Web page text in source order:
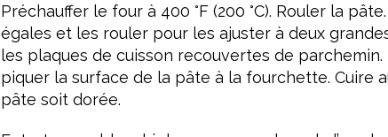
Préchauffer le four à 400 °F (200 °C). Rouler la
égales et les rouler pour les ajuster à deux
les plaques de cuisson recouvertes de parchemin.
piquer la surface de la pâte à la fourchette. Cuire
pâte soit dorée.